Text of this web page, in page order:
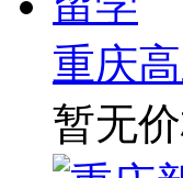
重庆
暂无